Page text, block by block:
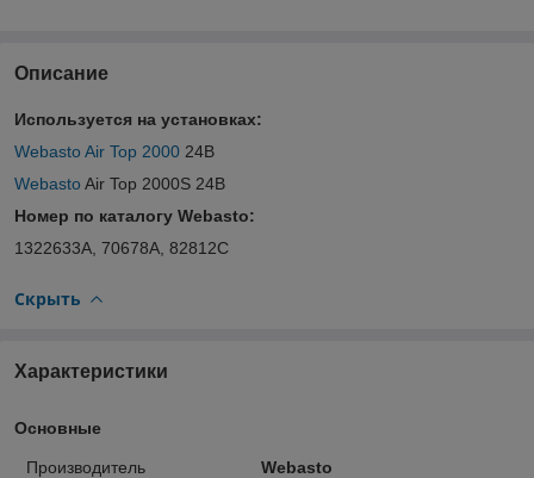
Описание
Используется на установках:
Webasto Air Top 2000 24В
Webasto Air Top 2000S 24В
Номер по каталогу Webasto:
1322633A, 70678А, 82812C
Скрыть
Характеристики
Основные
Производитель
Webasto